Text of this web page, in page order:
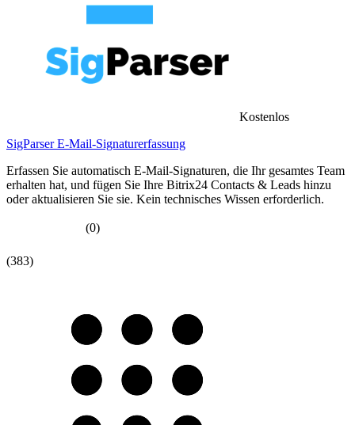
Kostenlos
SigParser E-Mail-Signaturerfassung
Erfassen Sie automatisch E-Mail-Signaturen, die Ihr gesamtes Team
erhalten hat, und fügen Sie Ihre Bitrix24 Contacts & Leads hinzu
oder aktualisieren Sie sie. Kein technisches Wissen erforderlich.
(0)
(383)